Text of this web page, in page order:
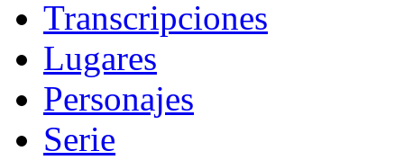
Transcripciones
Lugares
Personajes
Serie